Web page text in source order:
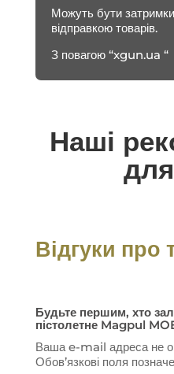
Можуть бути
відправкою товарів.
З повагою “xgun.ua “
Наші
Відгуки про
Будьте першим, хто
пістолетне Magpul
Ваша e-mail адреса не
Обов’язкові поля